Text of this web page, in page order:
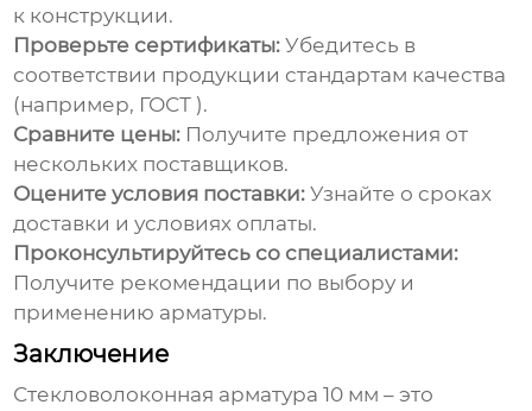
к конструкции.
Проверьте сертификаты: Убедитесь в
соответствии продукции стандартам качества
(например, ГОСТ ).
Сравните цены: Получите предложения от
нескольких поставщиков.
Оцените условия поставки: Узнайте о сроках
доставки и условиях оплаты.
Проконсультируйтесь со специалистами:
Получите рекомендации по выбору и
применению арматуры.
Заключение
Стекловолоконная арматура 10 мм – это